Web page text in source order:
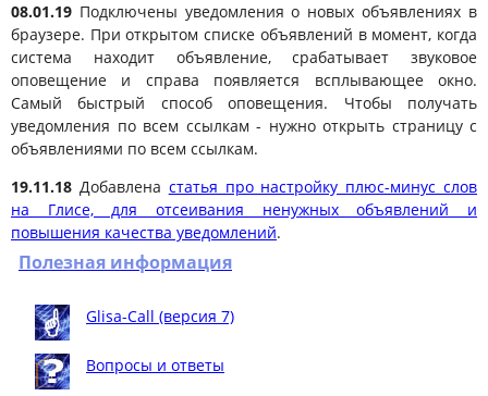
08.01.19 Подключены уведомления о новых объявлениях в
браузере. При открытом списке объявлений в момент, когда
система находит объявление, срабатывает звуковое
оповещение и справа появляется всплывающее окно.
Самый быстрый способ оповещения. Чтобы получать
уведомления по всем ссылкам - нужно открыть страницу с
объявлениями по всем ссылкам.
19.11.18 Добавлена статья про настройку плюс-минус слов
на Глисе, для отсеивания ненужных объявлений и
повышения качества уведомлений.
Полезная информация
Glisa-Call (версия 7)
Вопросы и ответы